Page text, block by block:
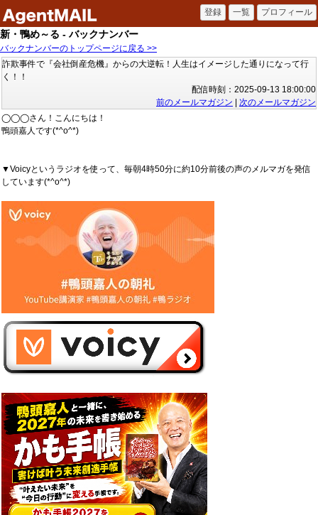
新・鴨め～る - バックナンバー
バックナンバーのトップページに戻る >>
詐欺事件で『会社倒産危機』からの大逆転！人生はイメージした通りになって行
く！！
配信時刻：2025-09-13 18:00:00
前のメールマガジン
次のメールマガジン
◯◯◯さん！こんにちは！
鴨頭嘉人です(*^o^*)
▼Voicyというラジオを使って、毎朝4時50分に約10分前後の声のメルマガを発信
しています(*^o^*)